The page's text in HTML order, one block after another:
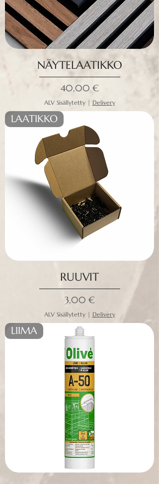
NÄYTELAATIKKO
Hinta
40,00 €
ALV Sisällytetty| Delivery
LAATIKKO
RUUVIT
Hinta
3,00 €
ALV Sisällytetty| Delivery
LIIMA